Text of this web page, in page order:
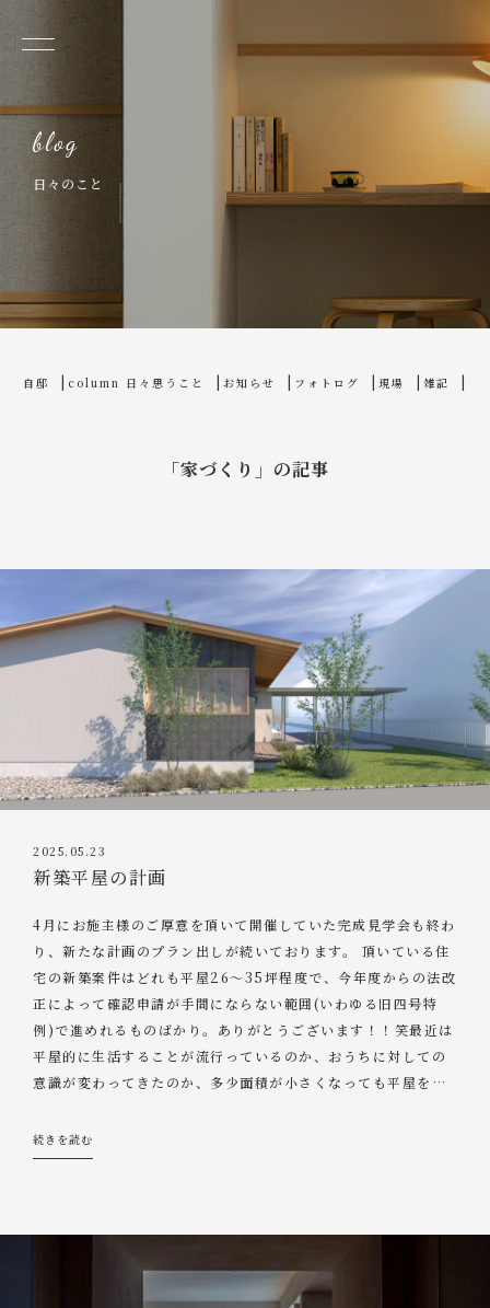
日々のこと
home blog
自邸 column 日々思うこと お知らせ フォトログ 現場 雑記
「家づくり」の記事
2025.05.23
新築平屋の計画
4月にお施主様のご厚意を頂いて開催していた完成見学会も終わ
り、新たな計画のプラン出しが続いております。 頂いている住
宅の新築案件はどれも平屋26～35坪程度で、今年度からの法改
正によって確認申請が手間にならない範囲(いわゆる旧四号特
例)で進めれるものばかり。ありがとうございます！！笑最近は
平屋的に生活することが流行っているのか、おうちに対しての
意識が変わってきたのか、多少面積が小さくなっても平屋を …
続きを読む